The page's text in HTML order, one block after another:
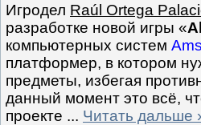
Игродел Raúl Ortega
разработке новой игры «
компьютерных систем
платформер, в котором
предметы, избегая
данный момент это всё,
проекте ... Читать дальше